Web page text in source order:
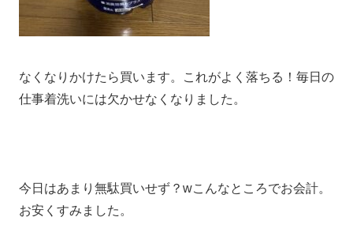
なくなりかけたら買います。これがよく落ちる！毎日の
仕事着洗いには欠かせなくなりました。
今日はあまり無駄買いせず？wこんなところでお会計。
お安くすみました。